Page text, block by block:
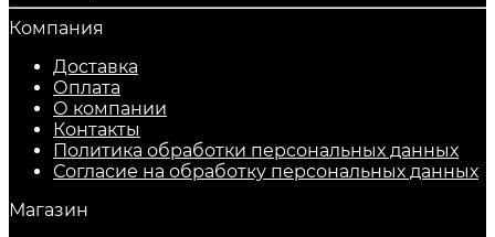
Компания
Доставка
Оплата
О компании
Контакты
Политика обработки персональных данных
Согласие на обработку персональных данных
Магазин